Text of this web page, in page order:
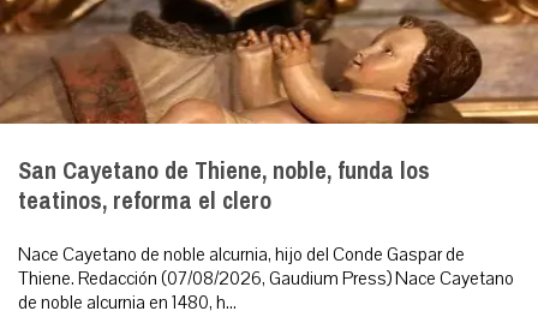
San Cayetano de Thiene, noble, funda los
teatinos, reforma el clero
Nace Cayetano de noble alcurnia, hijo del Conde Gaspar de
Thiene. Redacción (07/08/2026, Gaudium Press) Nace Cayetano
de noble alcurnia en 1480, h...